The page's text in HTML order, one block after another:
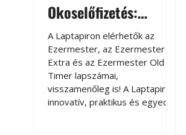
Okoselőfizetés:
Ezermester Extra
A Laptapiron elérhetők az
Ezermester, az Ezermester
Extra és az Ezermester Old
Timer lapszámai,
visszamenőleg is! A Laptapir új,
innovatív, praktikus és egyedi